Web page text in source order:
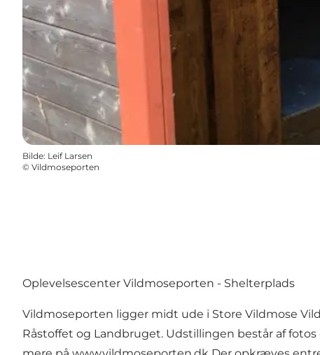
Bilde: Leif Larsen
© Vildmoseporten
Oplevelsescenter Vildmoseporten - Shelterplads
Vildmoseporten ligger midt ude i Store Vildmose
Råstoffet og Landbruget. Udstillingen består af